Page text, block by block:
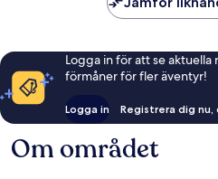
Logga in för att se
förmåner för fler äventyr!
Logga in Registrera dig
Om området